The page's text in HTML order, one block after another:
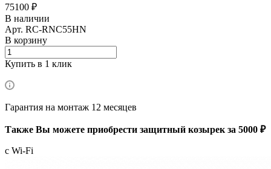
75100 ₽
В наличии
Арт. RC-RNC55HN
В корзину
Купить в 1 клик
Гарантия на монтаж 12 месяцев
Также Вы можете приобрести защитный козырек за 5000 ₽
с Wi-Fi